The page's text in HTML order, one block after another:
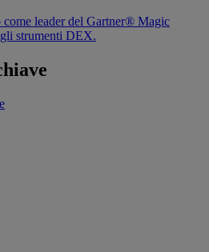
come leader del Gartner® Magic
strumenti DEX.